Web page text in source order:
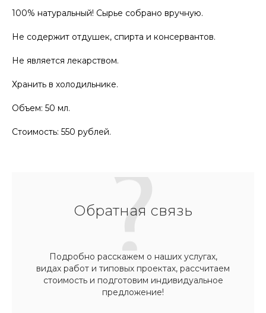
100% натуральный! Сырье собрано вручную.
Не содержит отдушек, спирта и консервантов.
Не является лекарством.
Хранить в холодильнике.
Объем: 50 мл.
Стоимость: 550 рублей.
Обратная связь
Подробно расскажем о наших услугах,
видах работ и типовых проектах, рассчитаем
стоимость и подготовим индивидуальное
предложение!